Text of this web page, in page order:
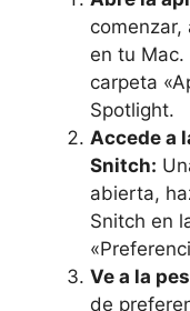
en tu
carpeta
Spotlight.
Accede a
Snitch:
abierta,
Snitch en
Ve a la
de